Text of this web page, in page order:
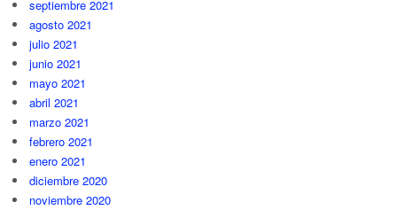
septiembre 2021
agosto 2021
julio 2021
junio 2021
mayo 2021
abril 2021
marzo 2021
febrero 2021
enero 2021
diciembre 2020
noviembre 2020